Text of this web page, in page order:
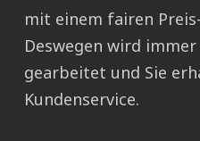
mit einem fairen
Deswegen wird
gearbeitet und Sie
Kundenservice.